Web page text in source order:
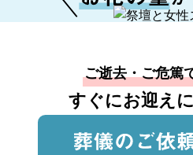
ご逝去・ご危篤
すぐにお迎え